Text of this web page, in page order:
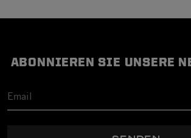
ABONNIEREN SIE UNSERE